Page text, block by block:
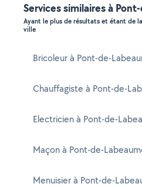
Services similaires à
Ayant le plus de résultats et étant de
ville
Bricoleur à Pont-de-
Chauffagiste à Pont-de-
Electricien à Pont-de-
Maçon à Pont-de-
Menuisier à Pont-de-